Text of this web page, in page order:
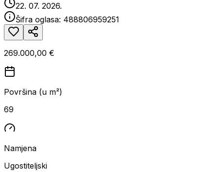
22. 07. 2026.
Šifra oglasa: 488806959251
269.000,00 €
Površina (u m²)
69
Namjena
Ugostiteljski